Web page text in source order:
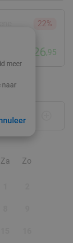
22%
€26,95
Za Zo
meer
naar